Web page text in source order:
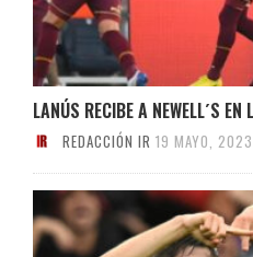
LANÚS RECIBE A NEWELL´S EN
REDACCIÓN IR 19 MAYO, 2023